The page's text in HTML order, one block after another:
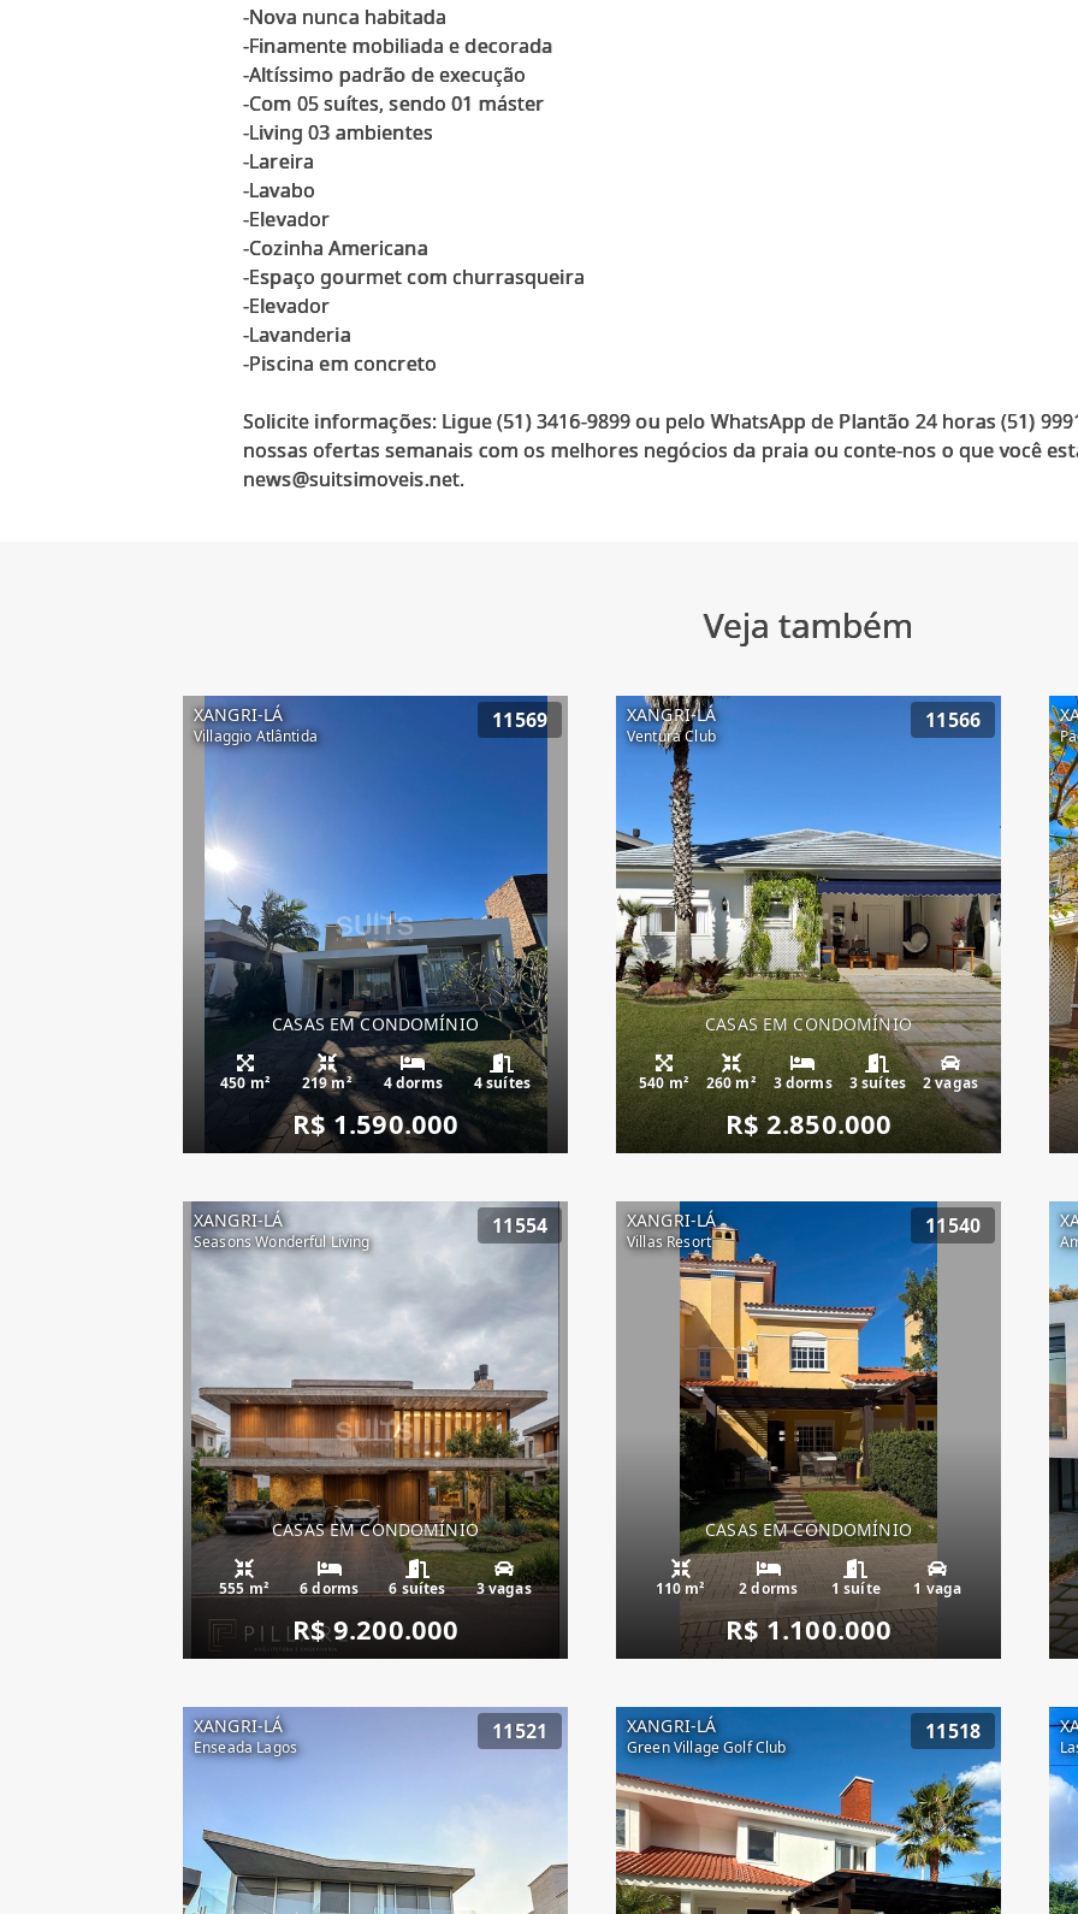
-Nova nunca habitada
-Finamente mobiliada e decorada
-Altíssimo padrão de execução
-Com 05 suítes, sendo 01 máster
-Living 03 ambientes
-Lareira
-Lavabo
-Elevador
-Cozinha Americana
-Espaço gourmet com churrasqueira
-Elevador
-Lavanderia
-Piscina em concreto
Solicite informações: Ligue (51) 3416-9899 ou pelo WhatsApp de Plantão 24 horas (51)
nossas ofertas semanais com os melhores negócios da praia ou conte-nos o que você
Veja também
XANGRI-LÁ
Villaggio Atlântida
11569
CASAS EM CONDOMÍNIO
450 m² 219 m² 4 dorms 4 suítes
R$ 1.590.000
XANGRI-LÁ
Ventura Club
11566
CASAS EM CONDOMÍNIO
540 m² 260 m² 3 dorms 3 suítes 2 vagas
R$ 2.850.000
XANGRI-LÁ
Seasons Wonderful Living
11554
CASAS EM CONDOMÍNIO
555 m² 6 dorms 6 suítes 3 vagas
R$ 9.200.000
XANGRI-LÁ
Villas Resort
11540
CASAS EM CONDOMÍNIO
110 m² 2 dorms 1 suíte 1 vaga
R$ 1.100.000
XANGRI-LÁ
Enseada Lagos
11521 XANGRI-LÁ
Green Village Golf Club
11518